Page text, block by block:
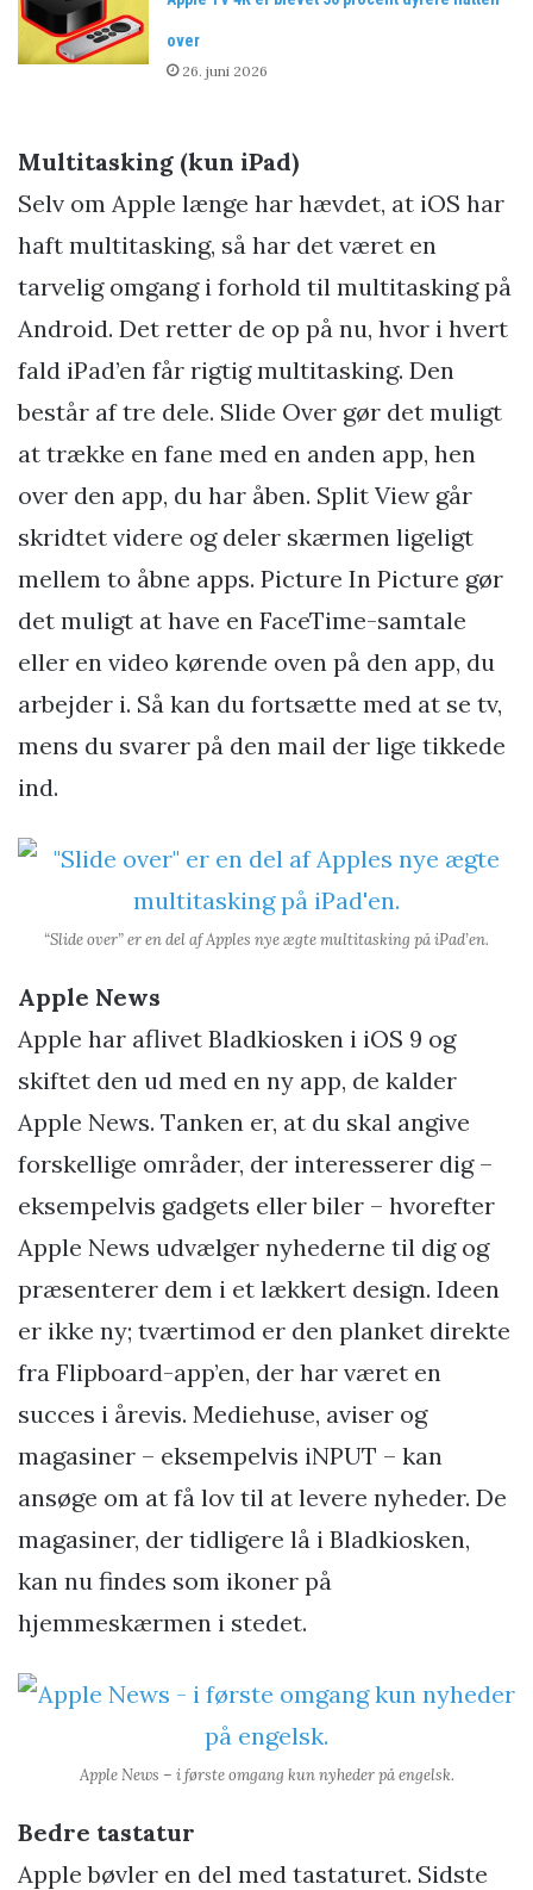
over
26. juni 2026
Multitasking (kun iPad)
Selv om Apple længe har hævdet, at iOS har
haft multitasking, så har det været en
tarvelig omgang i forhold til multitasking på
Android. Det retter de op på nu, hvor i hvert
fald iPad’en får rigtig multitasking. Den
består af tre dele. Slide Over gør det muligt
at trække en fane med en anden app, hen
over den app, du har åben. Split View går
skridtet videre og deler skærmen ligeligt
mellem to åbne apps. Picture In Picture gør
det muligt at have en FaceTime-samtale
eller en video kørende oven på den app, du
arbejder i. Så kan du fortsætte med at se tv,
mens du svarer på den mail der lige tikkede
ind.
“Slide over” er en del af Apples nye ægte multitasking på iPad’en.
Apple News
Apple har aflivet Bladkiosken i iOS 9 og
skiftet den ud med en ny app, de kalder
Apple News. Tanken er, at du skal angive
forskellige områder, der interesserer dig –
eksempelvis gadgets eller biler – hvorefter
Apple News udvælger nyhederne til dig og
præsenterer dem i et lækkert design. Ideen
er ikke ny; tværtimod er den planket direkte
fra Flipboard-app’en, der har været en
succes i årevis. Mediehuse, aviser og
magasiner – eksempelvis iNPUT – kan
ansøge om at få lov til at levere nyheder. De
magasiner, der tidligere lå i Bladkiosken,
kan nu findes som ikoner på
hjemmeskærmen i stedet.
Apple News – i første omgang kun nyheder på engelsk.
Bedre tastatur
Apple bøvler en del med tastaturet. Sidste